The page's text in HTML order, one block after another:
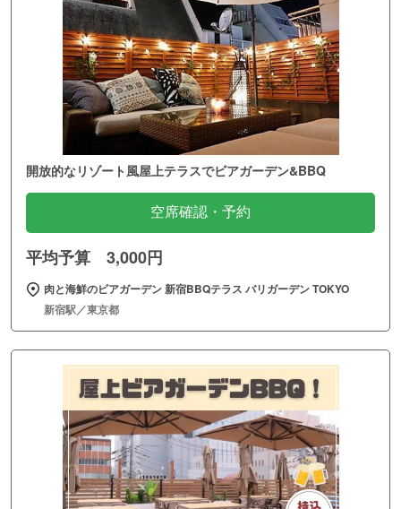
開放的なリゾート風屋上テラスでビアガーデン&BBQ
空席確認・予約
平均予算 3,000円
肉と海鮮のビアガーデン 新宿BBQテラス バリガーデン TOKYO
新宿駅／東京都